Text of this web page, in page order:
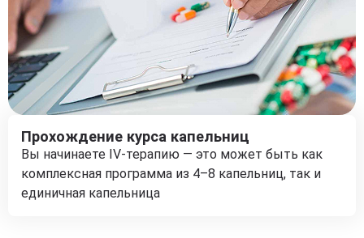
Прохождение курса капельниц
Вы начинаете IV-терапию — это может быть как
комплексная программа из 4–8 капельниц, так и
единичная капельница